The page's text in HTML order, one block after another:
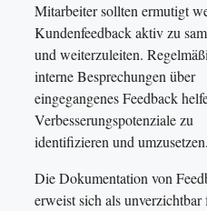
Mitarbeiter sollten ermutigt
Kundenfeedback aktiv zu
und weiterzuleiten.
interne Besprechungen über
eingegangenes Feedback
Verbesserungspotenziale zu
identifizieren und umzusetzen.
Die Dokumentation von
erweist sich als unverzichtbar